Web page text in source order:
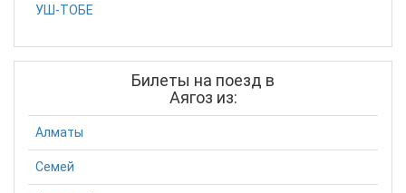
УШ-ТОБЕ
Билеты на поезд в
Аягоз из:
Алматы
Семей